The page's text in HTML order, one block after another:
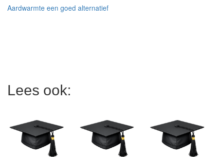
Aardwarmte een goed alternatief
Lees ook: